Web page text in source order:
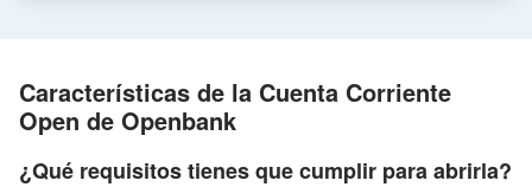
Características de la Cuenta Corriente
Open de Openbank
¿Qué requisitos tienes que cumplir para abrirla?